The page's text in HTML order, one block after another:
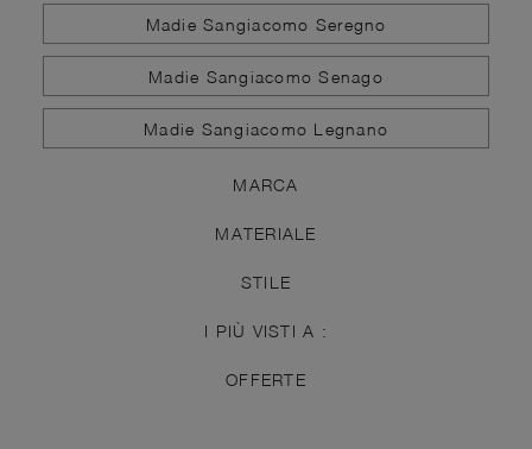
Madie Sangiacomo Seregno
Madie Sangiacomo Senago
Madie Sangiacomo Legnano
MARCA
MATERIALE
STILE
I PIÙ VISTI A :
OFFERTE